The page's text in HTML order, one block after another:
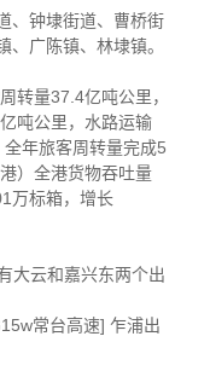
、钟埭街道、曹桥街
广陈镇、林埭镇。
转量37.4亿吨公里，
吨公里，水路运输
年旅客周转量完成5
）全港货物吞吐量
万标箱，增长
大云和嘉兴东两个出
常台高速] 乍浦出